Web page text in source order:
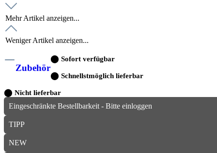
Mehr Artikel anzeigen...
Weniger Artikel anzeigen...
Zubehör
⬤ Sofort verfügbar
⬤ Schnellstmöglich lieferbar
⬤ Nicht lieferbar
Eingeschränkte Bestellbarkeit - Bitte einloggen
TIPP
NEW